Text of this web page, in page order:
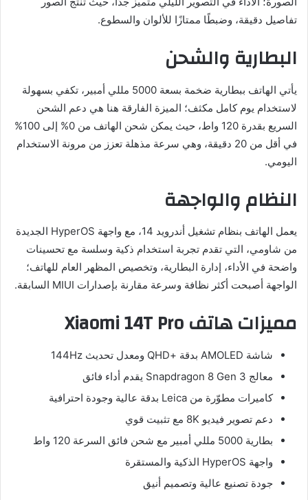
تفاصيل دقيقة، وضبطًا ممتازًا للألوان والسطوع.
البطارية والشحن
يأتي الهاتف ببطارية ضخمة بسعة 5000 مللي أمبير، تكفي بسهولة
لاستخدام يوم كامل مكثف؛ الميزة الفارقة هنا هي دعم الشحن
السريع بقدرة 120 واط، حيث يمكن شحن الهاتف من 0% إلى 100%
في أقل من 20 دقيقة، وهي سرعة مذهلة تعزز من مرونة الاستخدام
اليومي.
النظام والواجهة
يعمل الهاتف بنظام تشغيل أندرويد 14، مع واجهة HyperOS الجديدة
من شاومي، التي تقدم تجربة استخدام ذكية وسلسة مع تحسينات
واضحة في الأداء، إدارة البطارية، وتخصيص المظهر العام للهاتف؛
الواجهة أصبحت أكثر نظافة وسرعة مقارنة بإصدارات MIUI السابقة.
مميزات هاتف Xiaomi 14T Pro
شاشة AMOLED بدقة +QHD ومعدل تحديث 144Hz
معالج Snapdragon 8 Gen 3 يقدم أداء فائق
كاميرات مطوّرة من Leica بدقة عالية وجودة احترافية
دعم تصوير فيديو 8K مع تثبيت قوي
بطارية 5000 مللي أمبير مع شحن فائق السرعة 120 واط
واجهة HyperOS الذكية والمستقرة
جودة تصنيع عالية وتصميم أنيق